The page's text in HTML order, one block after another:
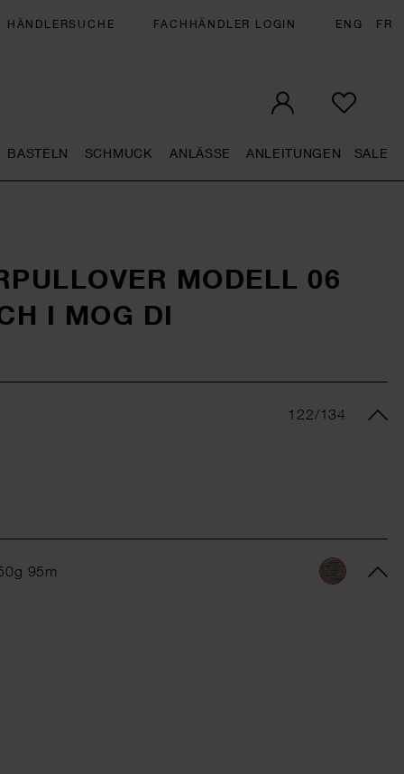
HÄNDLERSUCHE FACHHÄNDLER LOGIN ENG FR
BASTELN SCHMUCK ANLÄSSE ANLEITUNGEN SALE
MODELL 06
I MOG DI
122/134
95m